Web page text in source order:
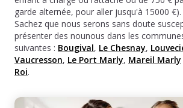
garde alternée, pour aller jusqu'à 15000 €).
Sachez que nous serons sans doute
présenter des nounous dans les
suivantes : Bougival, Le Chesnay,
Vaucresson, Le Port Marly, Mareil Marly
Roi.